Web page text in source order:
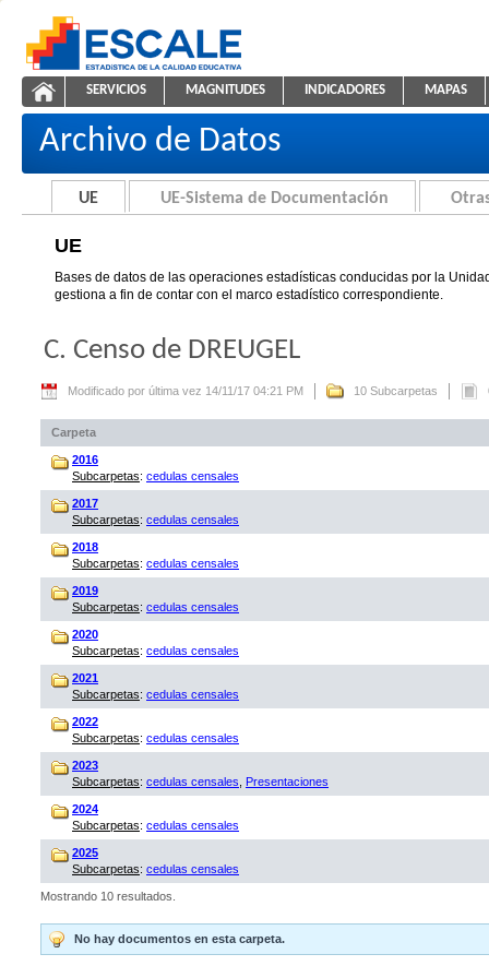
ESCALE - Unidad de Estadística Educativa
UE
NAVEGACIÓN
SERVICIOS MAGNITUDES INDICADORES MAPAS
Archivo de Datos
UE UE-Sistema de Documentación
UE
Bases de datos de las operaciones estadísticas conducidas por la
gestiona a fin de contar con el marco estadístico correspondiente.
C. Censo de DREUGEL
Modificado por última vez 14/11/17 04:21 PM 10 Subcarpetas
Carpeta
2016
Subcarpetas: cedulas censales
2017
Subcarpetas: cedulas censales
2018
Subcarpetas: cedulas censales
2019
Subcarpetas: cedulas censales
2020
Subcarpetas: cedulas censales
2021
Subcarpetas: cedulas censales
2022
Subcarpetas: cedulas censales
2023
Subcarpetas: cedulas censales Presentaciones
2024
Subcarpetas: cedulas censales
2025
Subcarpetas: cedulas censales
Mostrando 10 resultados.
No hay documentos en esta carpeta.